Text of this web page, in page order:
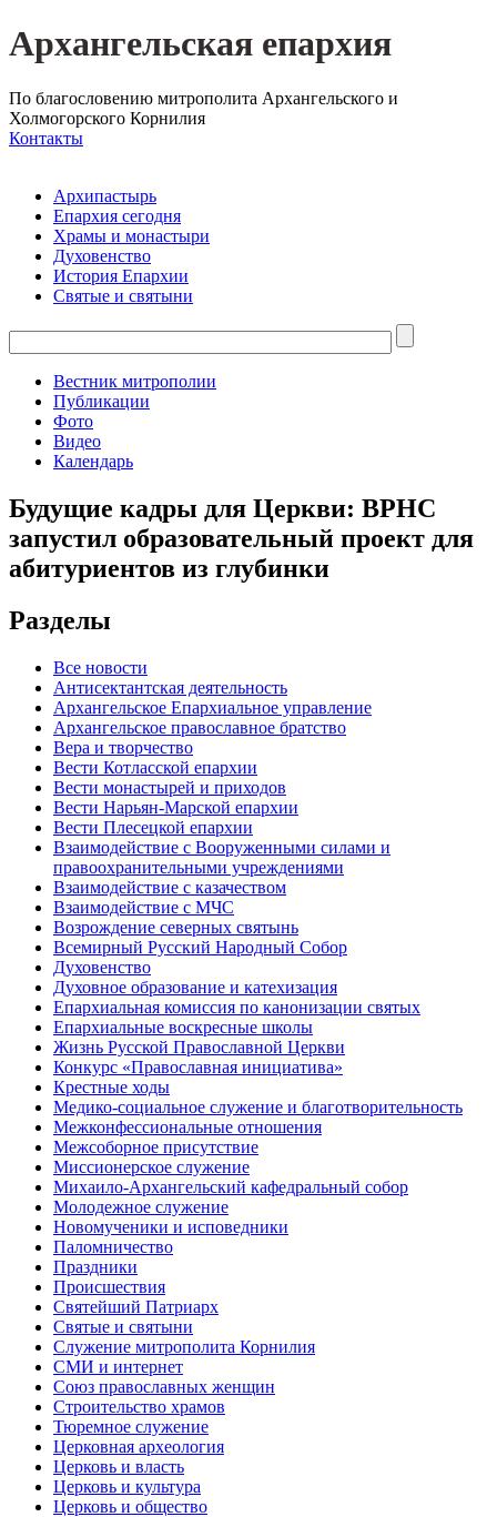
Архангельская епархия
По благословению митрополита Архангельского и
Холмогорского Корнилия
Контакты
Архипастырь
Епархия сегодня
Храмы и монастыри
Духовенство
История Епархии
Святые и святыни
Вестник митрополии
Публикации
Фото
Видео
Календарь
Будущие кадры для Церкви: ВРНС
запустил образовательный проект для
абитуриентов из глубинки
Разделы
Все новости
Антисектантская деятельность
Архангельское Епархиальное управление
Архангельское православное братство
Вера и творчество
Вести Котласской епархии
Вести монастырей и приходов
Вести Нарьян-Марской епархии
Вести Плесецкой епархии
Взаимодействие с Вооруженными силами и
правоохранительными учреждениями
Взаимодействие с казачеством
Взаимодействие с МЧС
Возрождение северных святынь
Всемирный Русский Народный Собор
Духовенство
Духовное образование и катехизация
Епархиальная комиссия по канонизации святых
Епархиальные воскресные школы
Жизнь Русской Православной Церкви
Конкурс «Православная инициатива»
Крестные ходы
Медико-социальное служение и благотворительность
Межконфессиональные отношения
Межсоборное присутствие
Миссионерское служение
Михаило-Архангельский кафедральный собор
Молодежное служение
Новомученики и исповедники
Паломничество
Праздники
Происшествия
Святейший Патриарх
Святые и святыни
Служение митрополита Корнилия
СМИ и интернет
Союз православных женщин
Строительство храмов
Тюремное служение
Церковная археология
Церковь и власть
Церковь и культура
Церковь и общество